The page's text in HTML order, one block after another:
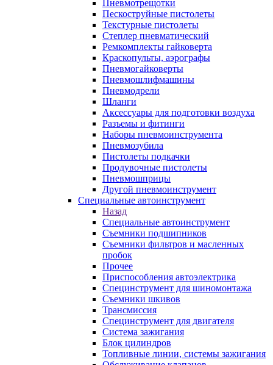
Пневмотрещотки
Пескоструйные пистолеты
Текстурные пистолеты
Степлер пневматический
Ремкомплекты гайковерта
Краскопульты, аэрографы
Пневмогайковерты
Пневмошлифмашины
Пневмодрели
Шланги
Аксессуары для подготовки воздуха
Разъемы и фитинги
Наборы пневмоинструмента
Пневмозубила
Пистолеты подкачки
Продувочные пистолеты
Пневмошприцы
Другой пневмоинструмент
Специальные автоинструмент
Назад
Специальные автоинструмент
Съемники подшипников
Съемники фильтров и масленных
пробок
Прочее
Приспособления автоэлектрика
Специнструмент для шиномонтажа
Съемники шкивов
Трансмиссия
Специнструмент для двигателя
Система зажигания
Блок цилиндров
Топливные линии, системы зажигания